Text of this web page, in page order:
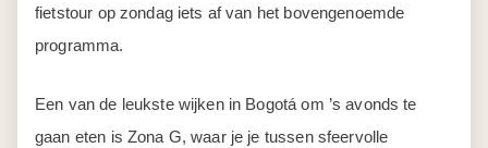
fietstour op zondag iets af van het bovengenoemde
programma.
Een van de leukste wijken in Bogotá om ’s avonds te
gaan eten is Zona G, waar je je tussen sfeervolle